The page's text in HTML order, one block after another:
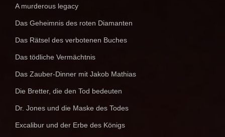
A murderous legacy
Das Geheimnis des roten Diamanten
Das Rätsel des verbotenen Buches
Das tödliche Vermächtnis
Das Zauber-Dinner mit Jakob Mathias
Die Bretter, die den Tod bedeuten
Dr. Jones und die Maske des Todes
Excalibur und der Erbe des Königs